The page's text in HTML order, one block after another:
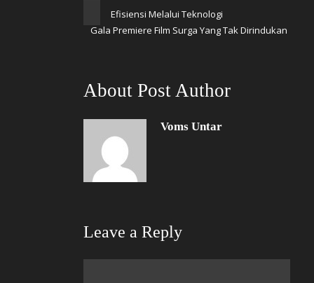
Efisiensi Melalui Teknologi
Gala Premiere Film Surga Yang Tak Dirindukan
About Post Author
Voms Untar
Leave a Reply